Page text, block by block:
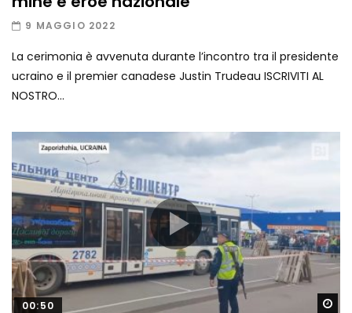
9 MAGGIO 2022
La cerimonia è avvenuta durante l’incontro tra il presidente
ucraino e il premier canadese Justin Trudeau ISCRIVITI AL
NOSTRO...
00:50